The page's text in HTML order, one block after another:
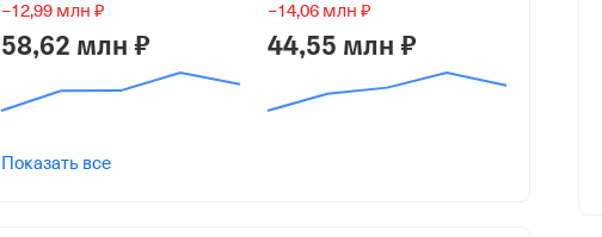
308519, Белгородская обл, Белгородский р-н, пгт Северный,
ул Березовая, д 1/9
ИНН
−12,99 млн ₽
58,62 млн ₽
−14,06 млн ₽
44,55 млн ₽
Показать все